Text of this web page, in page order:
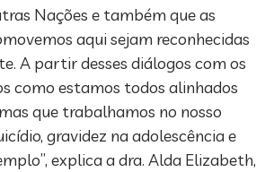
Nações e também que as
aqui sejam reconhecidas
A partir desses diálogos com os
como estamos todos alinhados
que trabalhamos no nosso
gravidez na adolescência e
explica a dra. Alda Elizabeth,